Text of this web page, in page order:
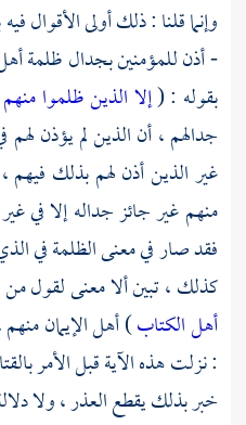
وإنما قلنا : ذلك أولى الأقوال
- أذن للمؤمنين بجدال ظلمة
بقوله : (إلا الذين ظلموا منهم
جدالهم ، أن الذين لم يؤذن
غير الذين أذن لهم بذلك فيهم
منهم غير جائز جداله إلا في
فقد صار في معنى الظلمة في
كذلك ، تبين ألا معنى لقول
أهل الكتاب) أهل الإيمان
: نزلت هذه الآية قبل الأمر
خبر بذلك يقطع العذر ، ولا